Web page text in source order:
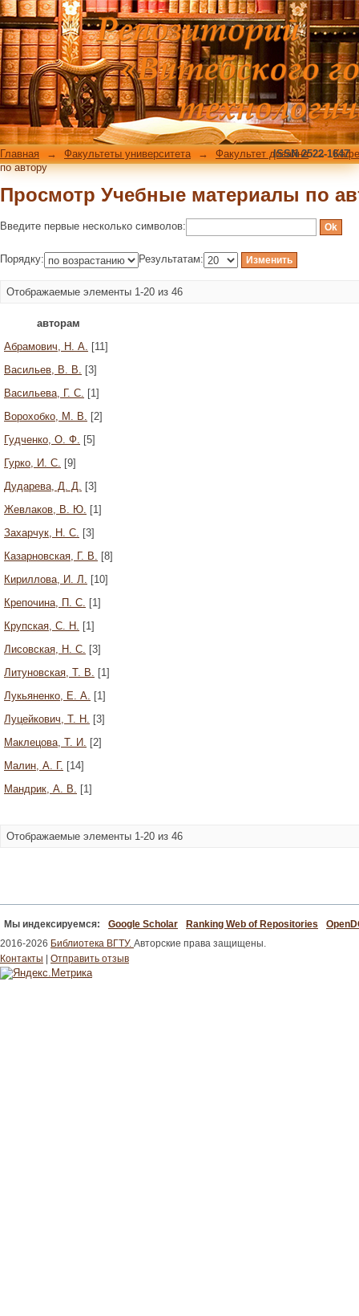
Просмотр Учебные материалы по
Главная → Факультеты университета → Факультет дизайна →
по автору
ISSN 2522-1647
Просмотр Учебные материалы по
Введите первые несколько символов:
Порядку: Результатам:
Отображаемые элементы 1-20 из 46
авторам
Абрамович, Н. А. [11]
Васильев, В. В. [3]
Васильева, Г. С. [1]
Ворохобко, М. В. [2]
Гудченко, О. Ф. [5]
Гурко, И. С. [9]
Дударева, Д. Д. [3]
Жевлаков, В. Ю. [1]
Захарчук, Н. С. [3]
Казарновская, Г. В. [8]
Кириллова, И. Л. [10]
Крепочина, П. С. [1]
Крупская, С. Н. [1]
Лисовская, Н. С. [3]
Литуновская, Т. В. [1]
Лукьяненко, Е. А. [1]
Луцейкович, Т. Н. [3]
Маклецова, Т. И. [2]
Малин, А. Г. [14]
Мандрик, А. В. [1]
Отображаемые элементы 1-20 из 46
Мы индексируемся: Google Scholar Ranking Web of Repositories
2016-2026 Библиотека ВГТУ. Авторские права защищены.
Контакты
Отправить отзыв